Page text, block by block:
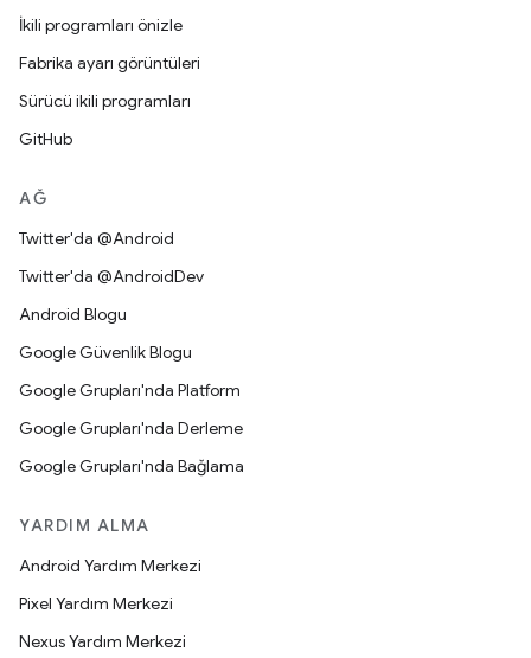
İkili programları önizle
Fabrika ayarı görüntüleri
Sürücü ikili programları
GitHub
AĞ
Twitter'da @Android
Twitter'da @AndroidDev
Android Blogu
Google Güvenlik Blogu
Google Grupları'nda Platform
Google Grupları'nda Derleme
Google Grupları'nda Bağlama
YARDIM ALMA
Android Yardım Merkezi
Pixel Yardım Merkezi
Nexus Yardım Merkezi